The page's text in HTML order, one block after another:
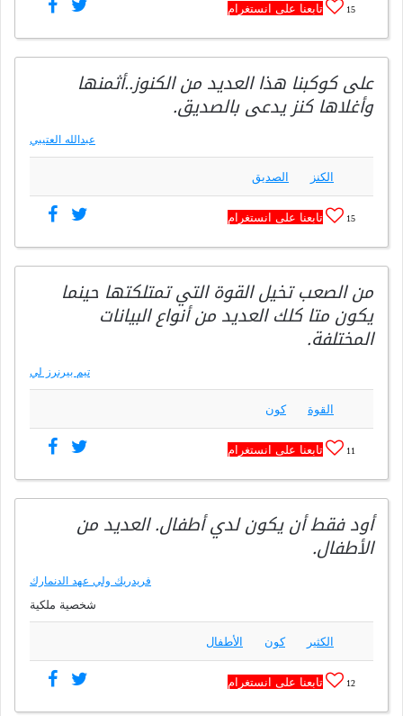
15 تابعنا على انستغرام
على كوكبنا هذا العديد من الكنوز..أثمنها
وأغلاها كنز يدعى بالصديق.
عبدالله العتيبي
الكنز الصديق
15 تابعنا على انستغرام
من الصعب تخيل القوة التي تمتلكتها حينما
يكون متا كلك العديد من أنواع البيانات
المختلفة.
تيم بيرنرز لي
القوة كون
11 تابعنا على انستغرام
أود فقط أن يكون لدي أطفال. العديد من
الأطفال.
فريدريك ولي عهد الدنمارك
شخصية ملكية
الكثير كون الأطفال
12 تابعنا على انستغرام